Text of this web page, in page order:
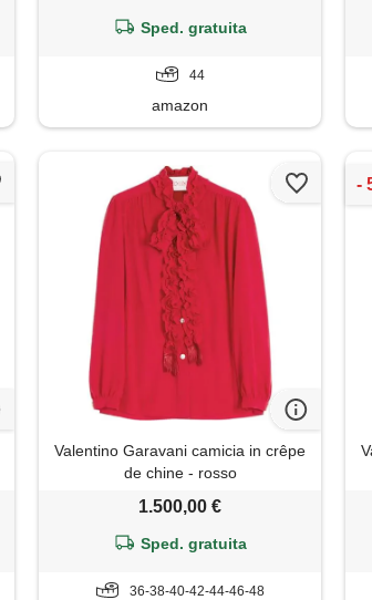
Sped. gratuita
44
amazon
Valentino Garavani camicia in crêpe
de chine - rosso
1.500,00 €
Sped. gratuita
36-38-40-42-44-46-48